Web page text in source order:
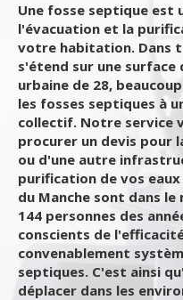
Une fosse septique est
l'évacuation et la
votre habitation. Dans
s'étend sur une surface
urbaine de 28,
les fosses septiques à
collectif. Notre service
procurer un devis pour
ou d'une autre
purification de vos eaux
du Manche sont dans le
144 personnes des
conscients de
convenablement
septiques. C'est ainsi
déplacer dans les